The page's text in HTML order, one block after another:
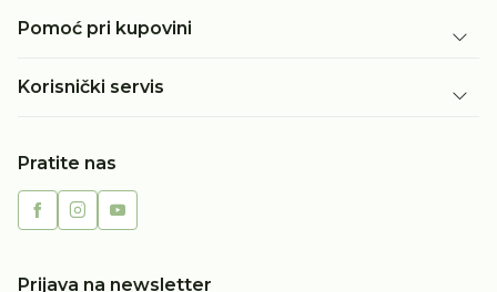
Pomoć pri kupovini
Korisnički servis
Pratite nas
Prijava na newsletter